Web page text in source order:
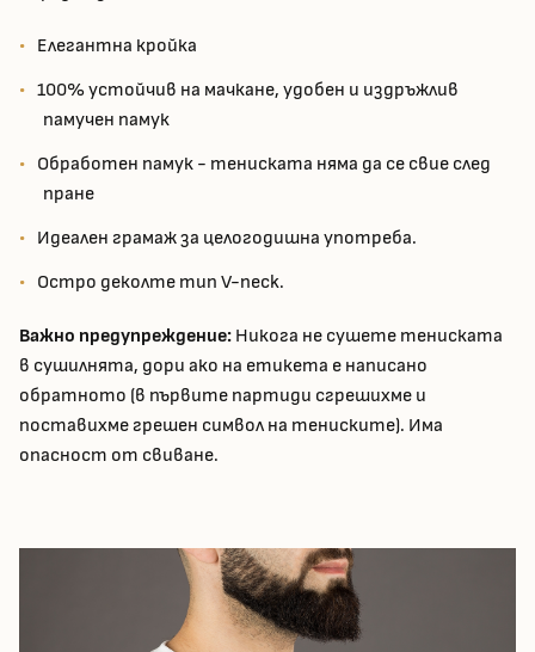
Елегантна кройка
100% устойчив на мачкане, удобен и издръжлив
памучен памук
Обработен памук - тениската няма да се свие след
пране
Идеален грамаж за целогодишна употреба.
Остро деколте тип V-neck.
Важно предупреждение: Никога не сушете тениската
в сушилнята, дори ако на етикета е написано
обратното (в първите партиди сгрешихме и
поставихме грешен символ на тениските). Има
опасност от свиване.